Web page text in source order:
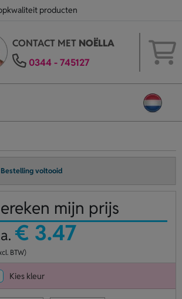
producten
CONTACT MET NOËLLA
0344 - 745127
voltooid
mijn prijs
€ 3.47
BTW)
Kies kleur